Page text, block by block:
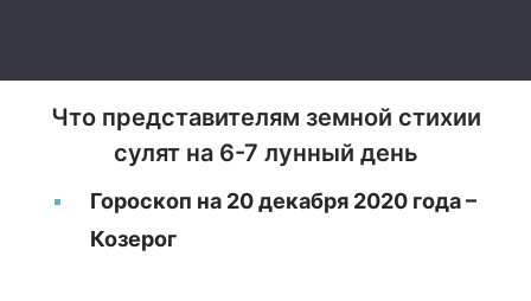
Что представителям земной стихии
сулят на 6-7 лунный день
Гороскоп на 20 декабря 2020 года –
Козерог